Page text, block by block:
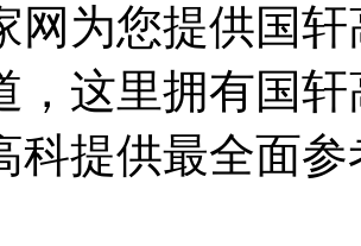
网为您提供国
，这里拥有国
科提供最全面参